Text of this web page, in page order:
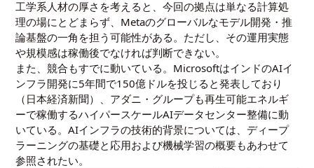
工学系人材の厚さを考えると、今回の拠点は単なる計算処
理の場にとどまらず、Metaのグローバルなモデル開発・推
論基盤の一角を担う可能性がある。ただし、その運用実態
や規模感は稼働後でなければ判断できない。
また、競合もすでに動いている。MicrosoftはインドのAIイ
ンフラ開発に5年間で150億ドルを投じると発表しており
（日本経済新聞）、アダニ・グループも再生可能エネルギ
ーで稼働するハイパースケールAIデータセンター整備に動
いている。AIインフラの技術的背景については、 ディープ
ラーニングの基礎と応用および機械学習の概要もあわせて
参照されたい。